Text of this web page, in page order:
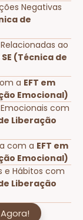
Negativas
de
ao
(Técnica de
a EFT em
Emocional)
com
Liberação
com a EFT em
Emocional)
e Hábitos com
Liberação